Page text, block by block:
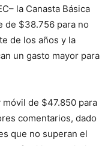
la Canasta Básica
de $38.756 para no
de los años y la
un gasto mayor para
de $47.850 para
comentarios, dado
que no superan el